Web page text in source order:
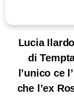
Lucia
di
l’unico ce
che l’ex